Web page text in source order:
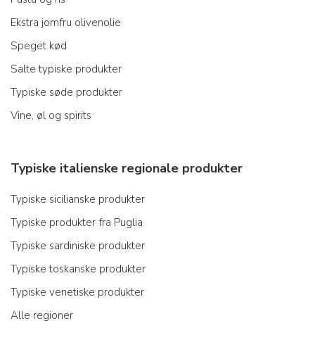
Ekstra jomfru olivenolie
Speget kød
Salte typiske produkter
Typiske søde produkter
Vine, øl og spirits
Typiske italienske regionale produkter
Typiske sicilianske produkter
Typiske produkter fra Puglia
Typiske sardiniske produkter
Typiske toskanske produkter
Typiske venetiske produkter
Alle regioner